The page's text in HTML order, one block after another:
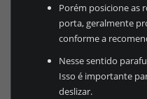
Porém posicione as
porta, geralmente
conforme a
Nesse sentido
Isso é importante
deslizar.